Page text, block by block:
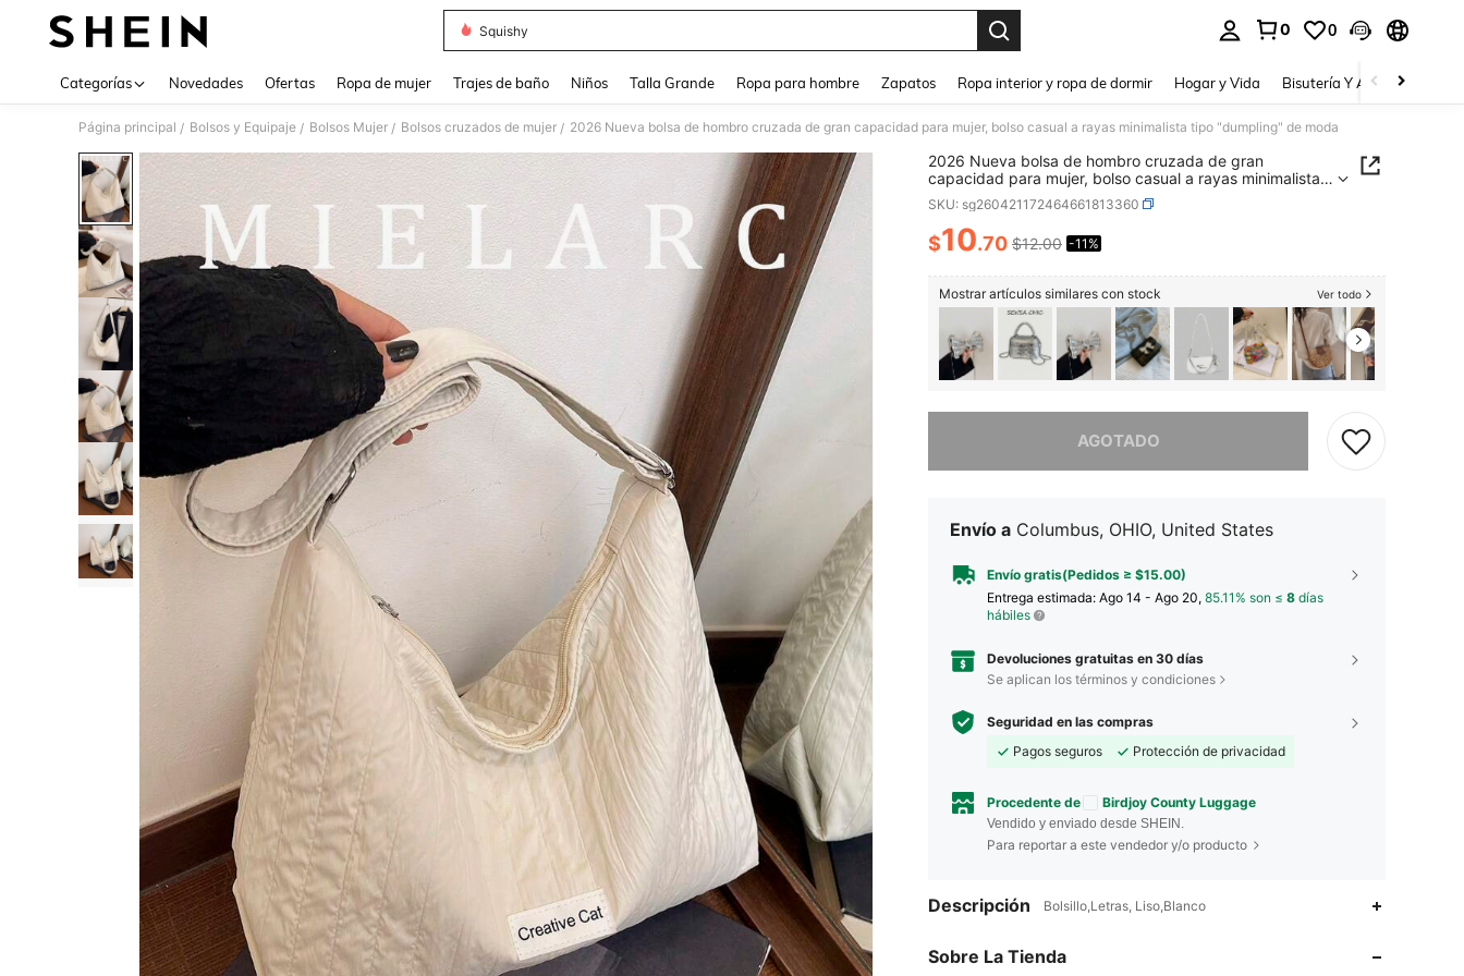
Squishy
0 0
Categorías Novedades Ofertas Ropa de mujer Trajes de baño Niños Talla Grande Ropa para hombre Zapatos Ropa interior y ropa de dormir Hogar y Vida Bisutería Y Accesorios
Página principal / Bolsos y Equipaje / Bolsos Mujer / Bolsos cruzados de mujer / 2026 Nueva bolsa de hombro cruzada de gran capacidad para mujer, bolso casual a rayas minimalista tipo "dumpling" de moda
2026 Nueva bolsa de hombro cruzada de gran
capacidad para mujer, bolso casual a rayas minimalista
tipo "dumpling" de moda
SKU: sg260421172464661813360
PRICE AND AVAILABILITY
$10.70 $12.00 -11%
Mostrar artículos similares con stock Ver todo
AGOTADO
Lo sentimos, este producto está agotado.
Envío a Columbus, OHIO, United States
Envío gratis(Pedidos ≥ $15.00)
Entrega estimada: Ago 14 - Ago 20, 85.11% son ≤ 8 días
hábiles
Devoluciones gratuitas en 30 días
Se aplican los términos y condiciones
Seguridad en las compras
Pagos seguros
Protección de privacidad
Procedente de Birdjoy County Luggage
Vendido y enviado desde SHEIN.
Para reportar a este vendedor y/o producto
Descripción Bolsillo,Letras, Liso,Blanco
Sobre La Tienda